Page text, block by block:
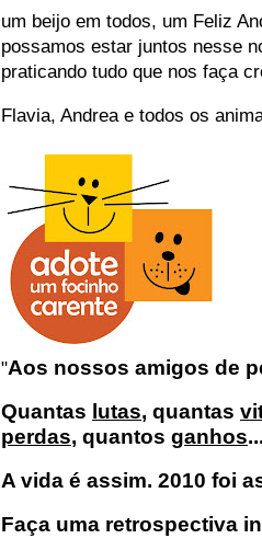
um beijo em todos, um Feliz
possamos estar juntos nesse
praticando tudo que nos faça
Flavia, Andrea e todos os
"Aos nossos amigos de
Quantas lutas, quantas
perdas, quantos ganhos...
A vida é assim. 2010 foi
Faça uma retrospectiva